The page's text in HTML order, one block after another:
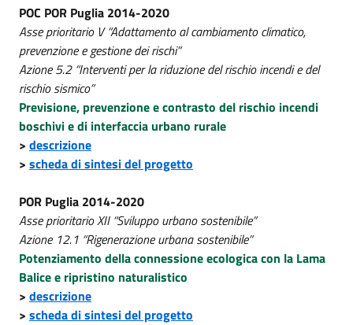
POC POR Puglia 2014-2020
Asse prioritario V “Adattamento al cambiamento climatico,
prevenzione e gestione dei rischi”
Azione 5.2 “Interventi per la riduzione del rischio incendi e del
rischio sismico”
Previsione, prevenzione e contrasto del rischio incendi
boschivi e di interfaccia urbano rurale
> descrizione
> scheda di sintesi del progetto
POR Puglia 2014-2020
Asse prioritario XII “Sviluppo urbano sostenibile”
Azione 12.1 “Rigenerazione urbana sostenibile”
Potenziamento della connessione ecologica con la Lama
Balice e ripristino naturalistico
> descrizione
> scheda di sintesi del progetto